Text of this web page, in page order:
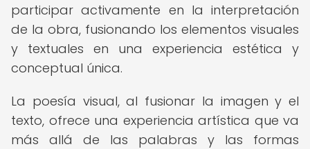
participar activamente en la interpretación
de la obra, fusionando los elementos visuales
y textuales en una experiencia estética y
conceptual única.
La poesía visual, al fusionar la imagen y el
texto, ofrece una experiencia artística que va
más allá de las palabras y las formas